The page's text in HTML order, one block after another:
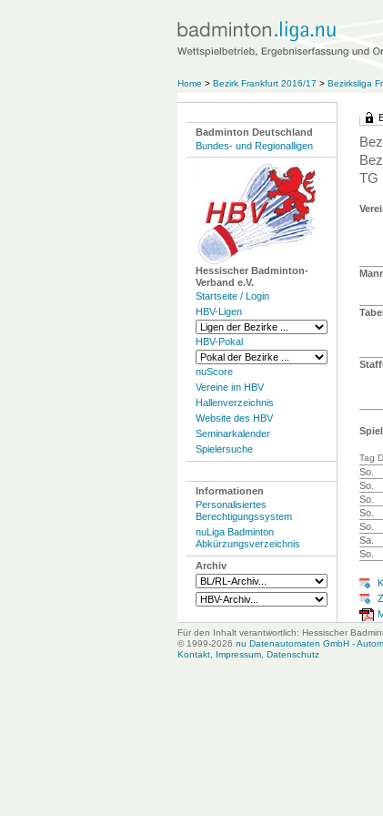
Home > Bezirk Frankfurt 2016/17 > Bezirksliga
Badminton Deutschland
Bundes- und Regionalligen
Hessischer Badminton-
Verband e.V.
Startseite / Login
HBV-Ligen
HBV-Pokal
nuScore
Vereine im HBV
Hallenverzeichnis
Website des HBV
Seminarkalender
Spielersuche
Informationen
Personalisiertes
Berechtigungssystem
nuLiga Badminton
Abkürzungsverzeichnis
Archiv
TG
Tag
So.
So.
So.
So.
So.
Sa.
So.
Für den Inhalt verantwortlich: Hessischer
© 1999-2026 nu Datenautomaten GmbH -
Kontakt, Impressum, Datenschutz